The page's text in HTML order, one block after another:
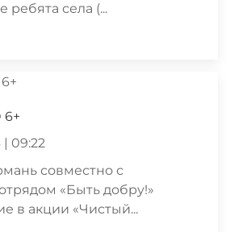
ребята села (...
| 09:22
совместно с
«Быть добру!»
в акции «Чистый...